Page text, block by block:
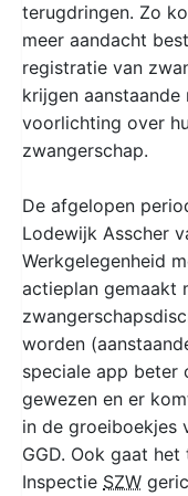
terugdringen. Zo
meer aandacht
registratie van
krijgen
voorlichting over
zwangerschap.
De afgelopen
Lodewijk Asscher
Werkgelegenheid
actieplan gemaakt
worden
speciale app beter
gewezen en er
in de groeiboekjes
GGD. Ook gaat
Inspectie SZW